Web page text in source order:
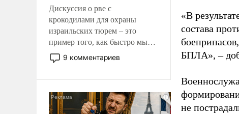
Дискуссия о рве с
крокодилами для охраны
израильских тюрем – это
пример того, как быстро мы
двигаемся по пути
революционных изменений.
псевдонаучной фантастики,
стало всерьез обсуждаемой
9 комментариев
«В
состава
БПЛА», –
не